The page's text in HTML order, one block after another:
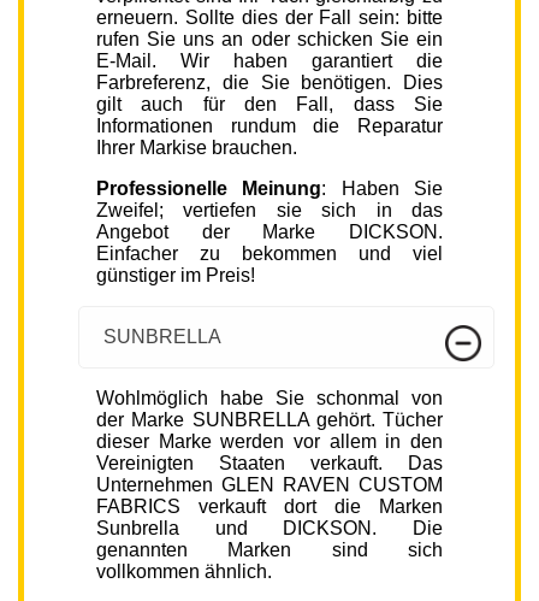
erneuern. Sollte dies der Fall sein: bitte
rufen Sie uns an oder schicken Sie ein
E-Mail. Wir haben garantiert die
Farbreferenz, die Sie benötigen. Dies
gilt auch für den Fall, dass Sie
Informationen rundum die Reparatur
Ihrer Markise brauchen.
Professionelle Meinung: Haben Sie
Zweifel; vertiefen sie sich in das
Angebot der Marke DICKSON.
Einfacher zu bekommen und viel
günstiger im Preis!
SUNBRELLA
Wohlmöglich habe Sie schonmal von
der Marke SUNBRELLA gehört. Tücher
dieser Marke werden vor allem in den
Vereinigten Staaten verkauft. Das
Unternehmen GLEN RAVEN CUSTOM
FABRICS verkauft dort die Marken
Sunbrella und DICKSON. Die
genannten Marken sind sich
vollkommen ähnlich.